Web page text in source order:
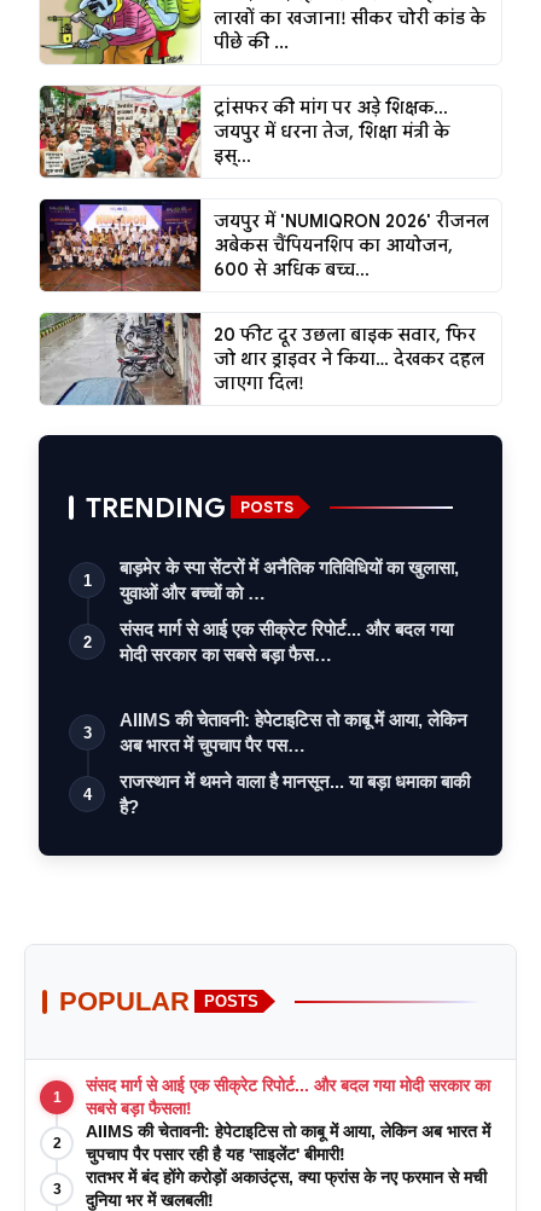
लाखों का खजाना! सीकर चोरी कांड के
पीछे की ...
ट्रांसफर की मांग पर अड़े शिक्षक...
जयपुर में धरना तेज, शिक्षा मंत्री के
इस्...
जयपुर में 'NUMIQRON 2026' रीजनल
अबेकस चैंपियनशिप का आयोजन,
600 से अधिक बच्च...
20 फीट दूर उछला बाइक सवार, फिर
जो थार ड्राइवर ने किया… देखकर दहल
जाएगा दिल!
TRENDING POSTS
1
बाड़मेर के स्पा सेंटरों में अनैतिक गतिविधियों का खुलासा,
युवाओं और बच्चों को …
2
संसद मार्ग से आई एक सीक्रेट रिपोर्ट... और बदल गया
मोदी सरकार का सबसे बड़ा फैस…
3
AIIMS की चेतावनी: हेपेटाइटिस तो काबू में आया, लेकिन
अब भारत में चुपचाप पैर पस…
4
राजस्थान में थमने वाला है मानसून... या बड़ा धमाका बाकी
है?
POPULAR POSTS
1
संसद मार्ग से आई एक सीक्रेट रिपोर्ट... और बदल गया मोदी सरकार का
सबसे बड़ा फैसला!
2
AIIMS की चेतावनी: हेपेटाइटिस तो काबू में आया, लेकिन अब भारत में
चुपचाप पैर पसार रही है यह 'साइलेंट' बीमारी!
3
रातभर में बंद होंगे करोड़ों अकाउंट्स, क्या फ्रांस के नए फरमान से मची
दुनिया भर में खलबली!